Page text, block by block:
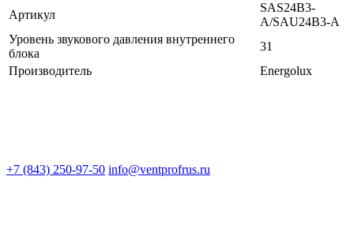
Артикул
SAS24B3-
A/SAU24B3-A
Уровень звукового давления внутреннего
блока
31
Производитель
Energolux
+7 (843) 250-97-50 info@ventprofrus.ru